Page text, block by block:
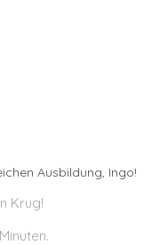
Ausbildung, Ingo!
Krug!